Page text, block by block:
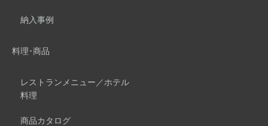
納入事例
料理･商品
レストランメニュー／ホテル
料理
商品カタログ